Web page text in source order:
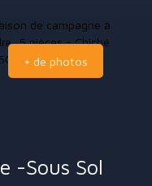
+ de photos
-Sous Sol